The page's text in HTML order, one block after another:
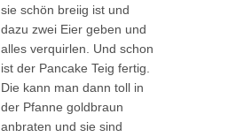
sie schön breiig ist und
dazu zwei Eier geben und
alles verquirlen. Und schon
ist der Pancake Teig fertig.
Die kann man dann toll in
der Pfanne goldbraun
anbraten und sie sind